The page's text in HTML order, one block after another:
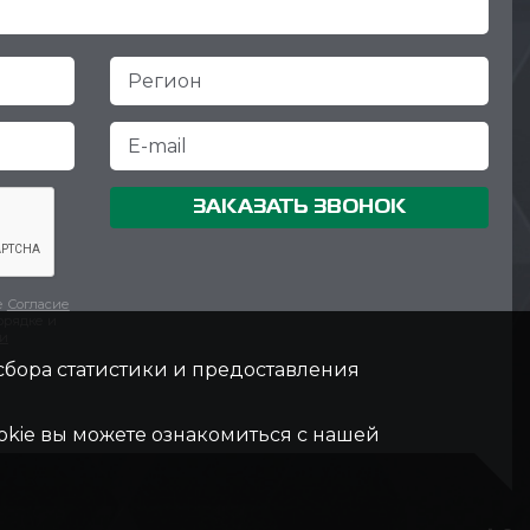
Согласие
ЗАКАЗАТЬ ЗВОНОК
статистики и предоставления
вы можете ознакомиться с нашей